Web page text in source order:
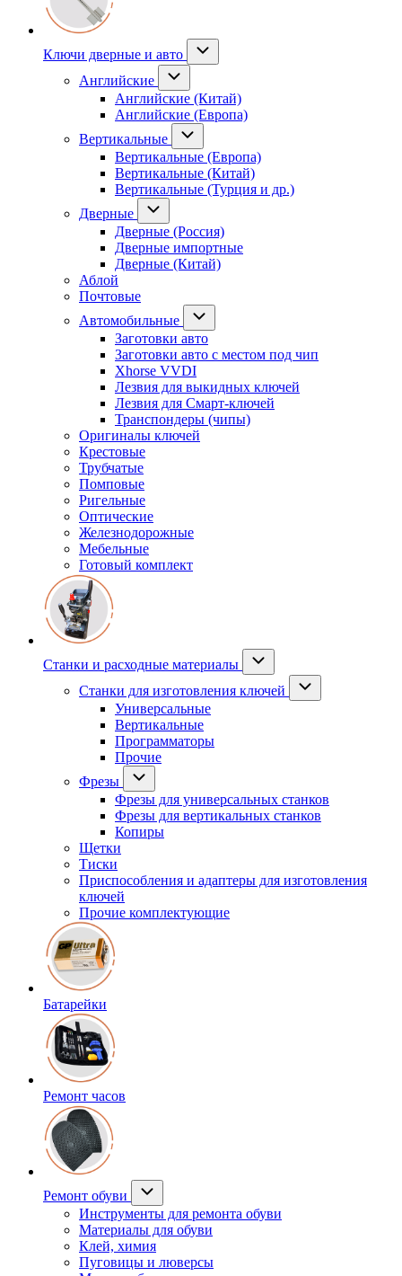
Ключи дверные и авто
Английские
Английские (Китай)
Английские (Европа)
Вертикальные
Вертикальные (Европа)
Вертикальные (Китай)
Вертикальные (Турция и др.)
Дверные
Дверные (Россия)
Дверные импортные
Дверные (Китай)
Аблой
Почтовые
Автомобильные
Заготовки авто
Заготовки авто с местом под чип
Xhorse VVDI
Лезвия для выкидных ключей
Лезвия для Смарт-ключей
Транспондеры (чипы)
Оригиналы ключей
Крестовые
Трубчатые
Помповые
Ригельные
Оптические
Железнодорожные
Мебельные
Готовый комплект
Станки и расходные материалы
Станки для изготовления ключей
Универсальные
Вертикальные
Программаторы
Прочие
Фрезы
Фрезы для универсальных станков
Фрезы для вертикальных станков
Копиры
Щетки
Тиски
Приспособления и адаптеры для изготовления
ключей
Прочие комплектующие
Батарейки
Ремонт часов
Ремонт обуви
Инструменты для ремонта обуви
Материалы для обуви
Клей, химия
Пуговицы и люверсы